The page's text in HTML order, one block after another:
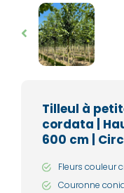
Tilleul à
cordata |
600 cm |
Fleurs couleur
Couronne